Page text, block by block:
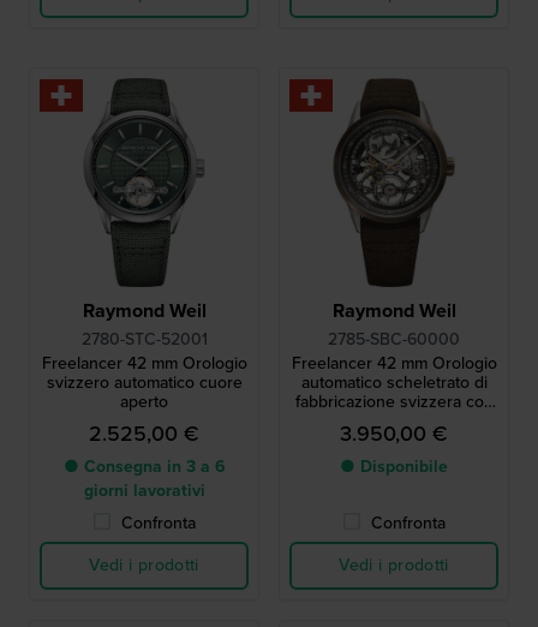
Raymond Weil
2780-STC-52001
Freelancer 42 mm Orologio
svizzero automatico cuore
aperto
2.525,00 €
● Consegna in 3 a 6
giorni lavorativi
Confronta
Vedi i prodotti
Raymond Weil
2785-SBC-60000
Freelancer 42 mm Orologio
automatico scheletrato di
fabbricazione svizzera con
lunetta in bronzo
3.950,00 €
● Disponibile
Confronta
Vedi i prodotti